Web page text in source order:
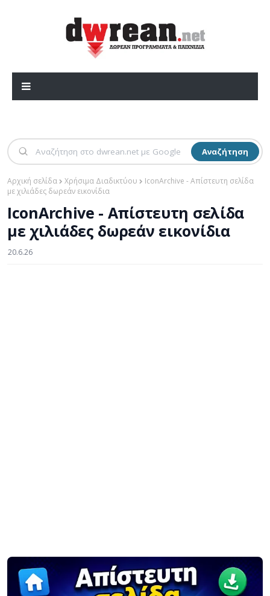
Αναζήτηση
Αρχική σελίδα Χρήσιμα Διαδικτύου
IconArchive - Απίστευτη σελίδα
με χιλιάδες δωρεάν εικονίδια
IconArchive - Απίστευτη σελίδα
με χιλιάδες δωρεάν εικονίδια
20.6.26